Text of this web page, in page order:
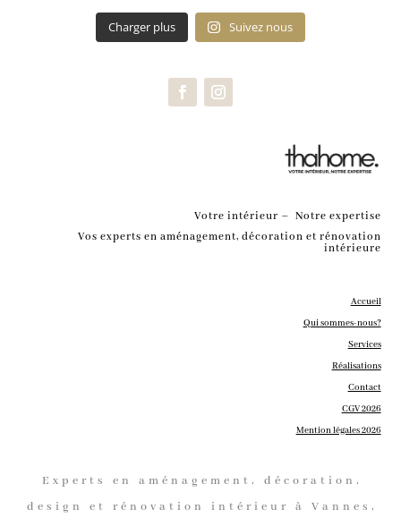
Charger plus Suivez nous
Votre intérieur – Notre expertise
Vos experts en aménagement, décoration et rénovation
intérieure
Accueil
Qui sommes-nous?
Services
Réalisations
Contact
CGV 2026
Mention légales 2026
Experts en aménagement, décoration,
design et rénovation intérieur à Vannes,